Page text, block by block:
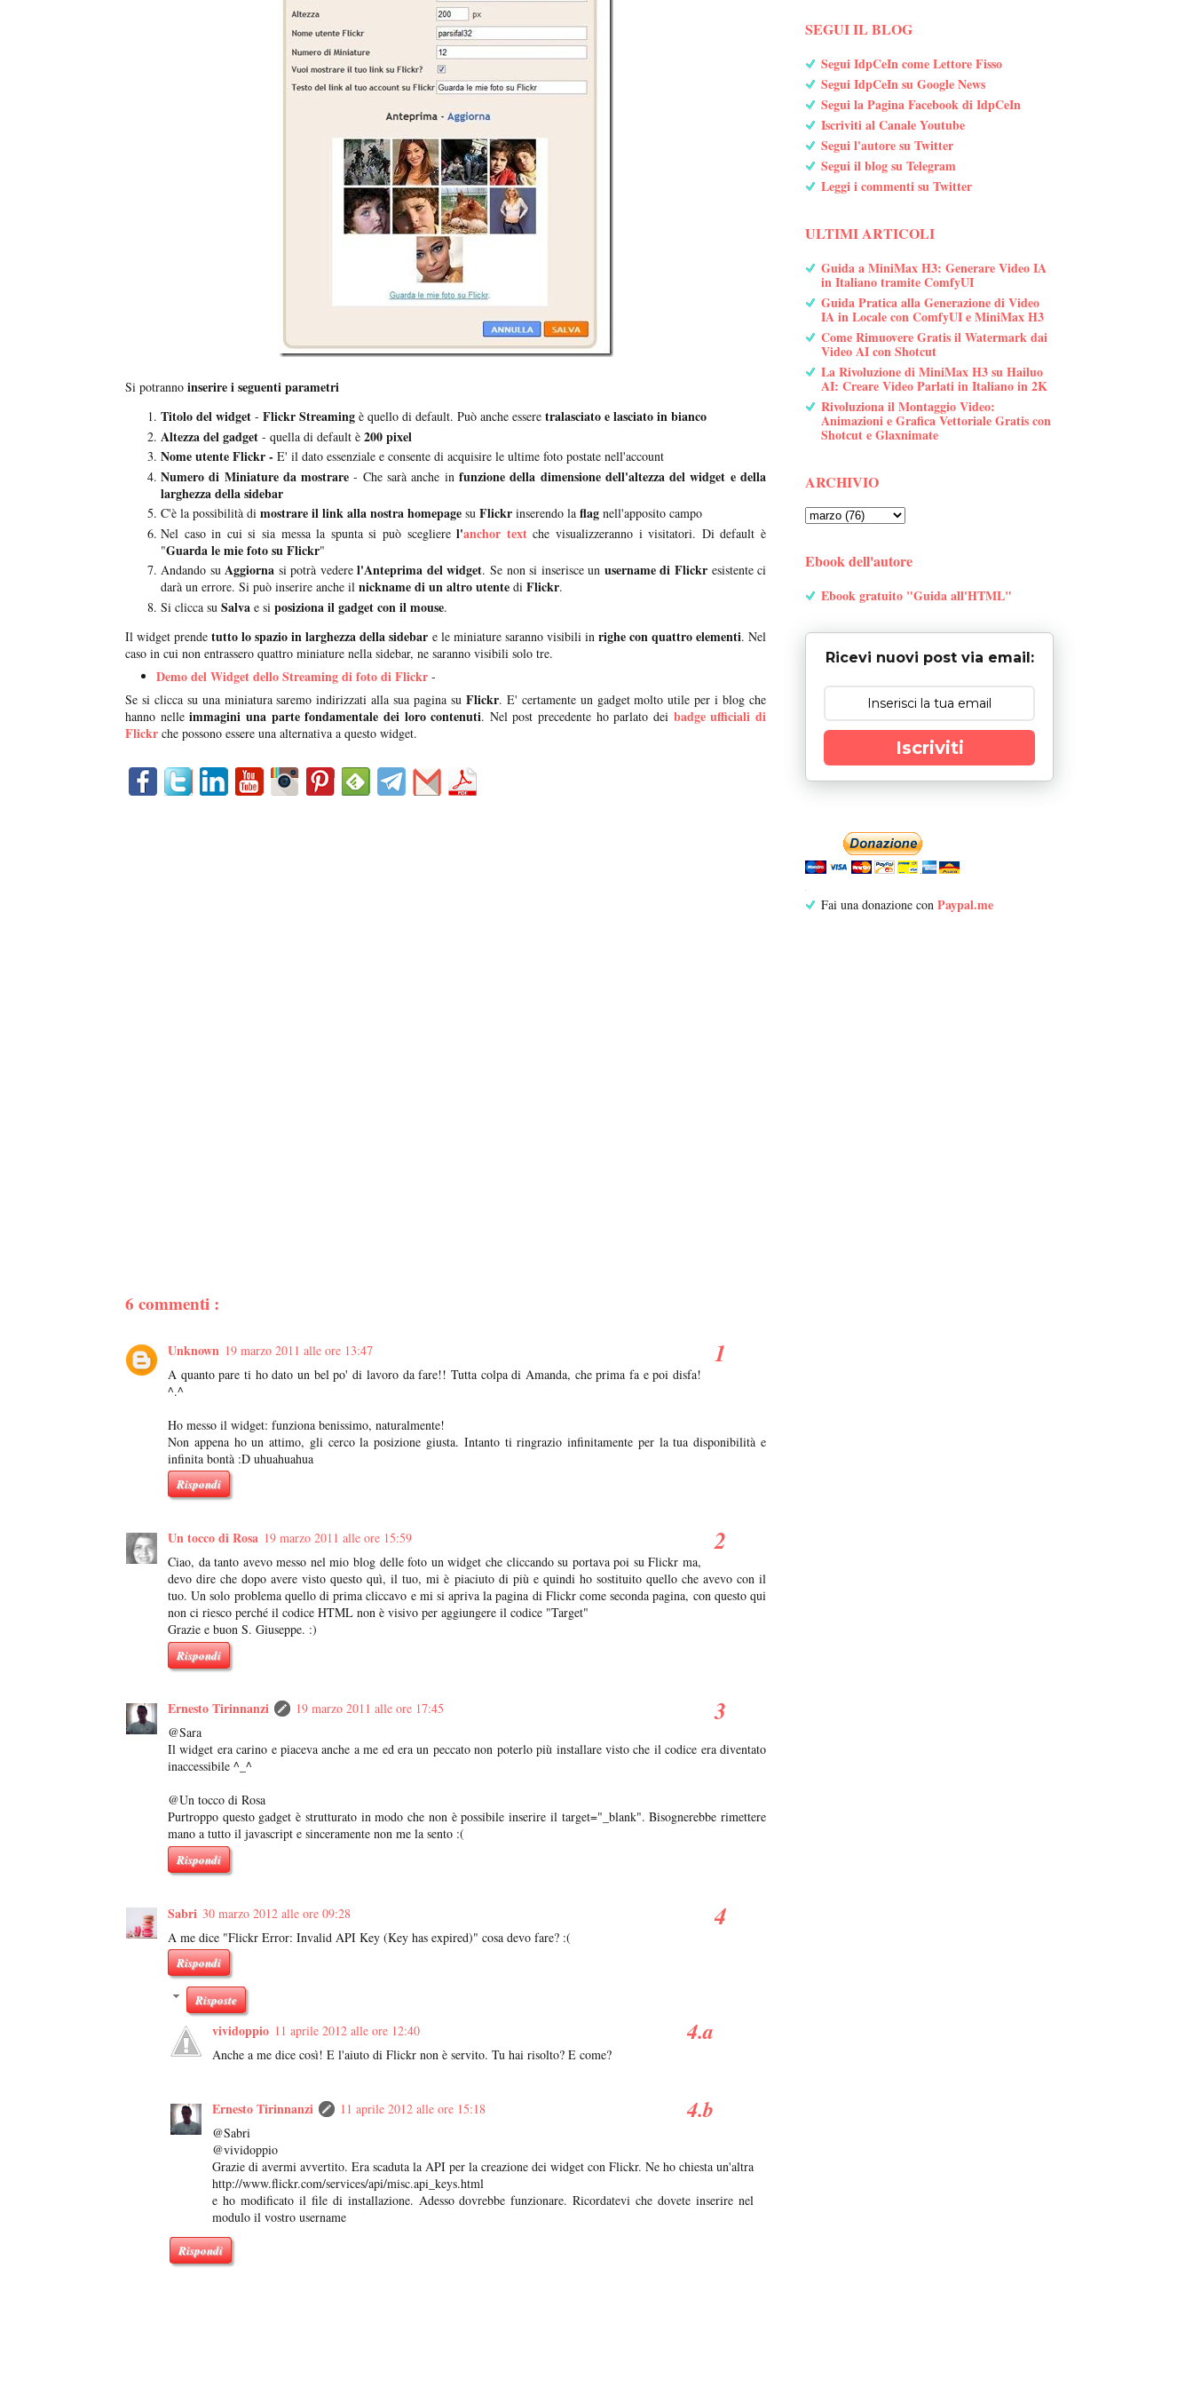
Si potranno inserire i seguenti parametri
Titolo del widget - Flickr Streaming è quello di default. Può anche essere tralasciato e lasciato in bianco
Altezza del gadget - quella di default è 200 pixel
Nome utente Flickr - E' il dato essenziale e consente di acquisire le ultime foto postate nell'account
Numero di Miniature da mostrare - Che sarà anche in funzione della dimensione dell'altezza del widget e della
larghezza della sidebar
C'è la possibilità di mostrare il link alla nostra homepage su Flickr inserendo la flag nell'apposito campo
Nel caso in cui si sia messa la spunta si può sceglierel'anchor textche visualizzeranno i visitatori. Di default è
"Guarda le mie foto su Flickr"
Andando suAggiorna si potrà vederel'Anteprima del widget. Se non si inserisce un username di Flickresistente ci
darà un errore. Si può inserire anche il nickname di un altro utente di Flickr.
Si clicca su Salva e si posiziona il gadget con il mouse.
Il widget prendetutto lo spazio in larghezza della sidebar e le miniature saranno visibili inrighe con quattro elementi. Nel
caso in cui non entrassero quattro miniature nella sidebar, ne saranno visibili solo tre.
Demo del Widget dello Streaming di foto di Flickr -
Se si clicca su una miniatura saremo indirizzati alla sua pagina su Flickr. E' certamente un gadget molto utile per i blog che
hanno nelleimmagini una parte fondamentale dei loro contenuti. Nel post precedente ho parlato dei badge ufficiali di
Flickr che possono essere una alternativa a questo widget.
6 commenti :
Unknown 19 marzo 2011 alle ore 13:47
A quanto pare ti ho dato un bel po' di lavoro da fare!! Tutta colpa di Amanda, che prima fa e poi disfa!
^.^
Ho messo il widget: funziona benissimo, naturalmente!
Non appena ho un attimo, gli cerco la posizione giusta. Intanto ti ringrazio infinitamente per la tua disponibilità e
infinita bontà :D uhuahuahua
Rispondi
Un tocco di Rosa 19 marzo 2011 alle ore 15:59
Ciao, da tanto avevo messo nel mio blog delle foto un widget che cliccando su portava poi su Flickr ma,
devo dire che dopo avere visto questo quì, il tuo, mi è piaciuto di più e quindi ho sostituito quello che avevo con il
tuo. Un solo problema quello di prima cliccavo e mi si apriva la pagina di Flickr come seconda pagina, con questo qui
non ci riesco perché il codice HTML non è visivo per aggiungere il codice "Target"
Grazie e buon S. Giuseppe. :)
Rispondi
Ernesto Tirinnanzi
19 marzo 2011 alle ore 17:45
@Sara
Il widget era carino e piaceva anche a me ed era un peccato non poterlo più installare visto che il codice era diventato
inaccessibile ^_^
@Un tocco di Rosa
Purtroppo questo gadget è strutturato in modo che non è possibile inserire il target="_blank". Bisognerebbe rimettere
mano a tutto il javascript e sinceramente non me la sento :(
Rispondi
Sabri 30 marzo 2012 alle ore 09:28
A me dice "Flickr Error: Invalid API Key (Key has expired)" cosa devo fare? :(
Rispondi
Risposte
vividoppio 11 aprile 2012 alle ore 12:40
Anche a me dice così! E l'aiuto di Flickr non è servito. Tu hai risolto? E come?
Ernesto Tirinnanzi
11 aprile 2012 alle ore 15:18
@Sabri
@vividoppio
Grazie di avermi avvertito. Era scaduta la API per la creazione dei widget con Flickr. Ne ho chiesta un'altra
http://www.flickr.com/services/api/misc.api_keys.html
e ho modificato il file di installazione. Adesso dovrebbe funzionare. Ricordatevi che dovete inserire nel
modulo il vostro username
Rispondi
SEGUI IL BLOG
Segui IdpCeIn come Lettore Fisso
Segui IdpCeIn su Google News
Segui la Pagina Facebook di IdpCeIn
Iscriviti al Canale Youtube
Segui l'autore su Twitter
Segui il blog su Telegram
Leggi i commenti su Twitter
ULTIMI ARTICOLI
Guida a MiniMax H3: Generare Video IA
in Italiano tramite ComfyUI
Guida Pratica alla Generazione di Video
IA in Locale con ComfyUI e MiniMax H3
Come Rimuovere Gratis il Watermark dai
Video AI con Shotcut
La Rivoluzione di MiniMax H3 su Hailuo
AI: Creare Video Parlati in Italiano in 2K
Rivoluziona il Montaggio Video:
Animazioni e Grafica Vettoriale Gratis con
Shotcut e Glaxnimate
ARCHIVIO
Ebook dell'autore
Ebook gratuito "Guida all'HTML"
Ricevi nuovi post via email:
Iscriviti
Fai una donazione con Paypal.me